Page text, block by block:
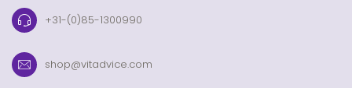
+31-(0)85-1300990
shop@vitadvice.com